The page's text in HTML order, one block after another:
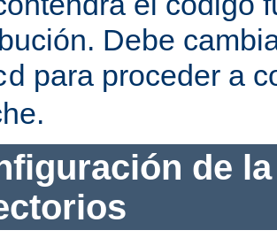
Debe
para proceder a
de